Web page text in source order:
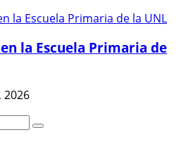
la Escuela Primaria de
2026